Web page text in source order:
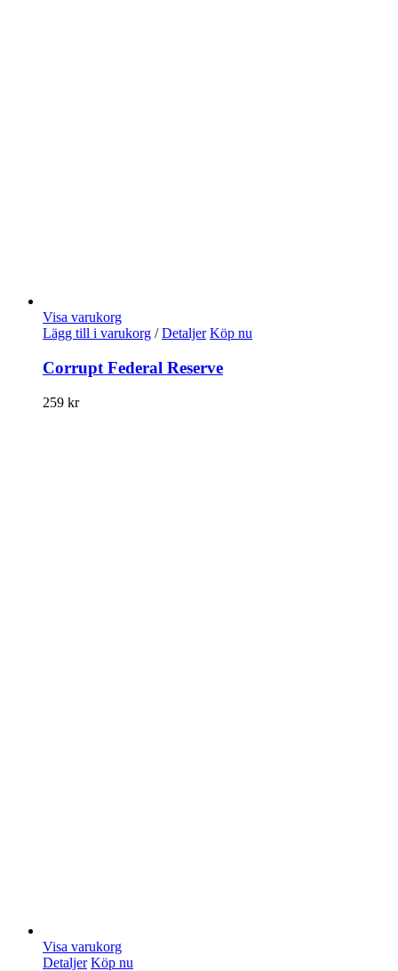
Visa varukorg
Lägg till i varukorg / Detaljer Köp nu
Corrupt Federal Reserve
259 kr
Visa varukorg
Detaljer Köp nu